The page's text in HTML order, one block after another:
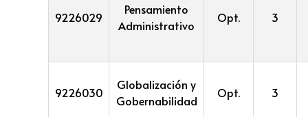
9226029
Pensamiento
Administrativo
Opt. 3
9226030
Globalización y
Gobernabilidad
Opt. 3